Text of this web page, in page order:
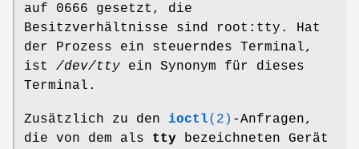
auf 0666 gesetzt, die
Besitzverhältnisse sind root:tty. Hat
der Prozess ein steuerndes Terminal,
ist /dev/tty ein Synonym für dieses
Terminal.
Zusätzlich zu den ioctl(2) -Anfragen,
die von dem als tty bezeichneten Gerät